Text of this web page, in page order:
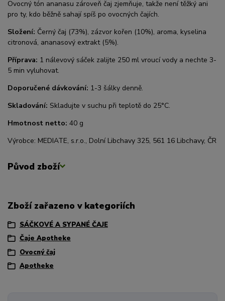
Ovocný tón ananasu zároveň čaj zjemňuje, takže není těžký ani
pro ty, kdo běžně sahají spíš po ovocných čajích.
Složení: Černý čaj (73%), zázvor kořen (10%), aroma, kyselina
citronová, ananasový extrakt (5%).
Příprava: 1 nálevový sáček zalijte 250 ml vroucí vody a nechte 3-
5 min vyluhovat.
Doporučené dávkování: 1-3 šálky denně.
Skladování: Skladujte v suchu při teplotě do 25°C.
Hmotnost netto: 40 g
Výrobce: MEDIATE, s.r.o., Dolní Libchavy 325, 561 16 Libchavy, ČR
Původ zboží
Zboží zařazeno v kategoriích
SÁČKOVÉ A SYPANÉ ČAJE
Čaje Apotheke
Ovocný čaj
Apotheke